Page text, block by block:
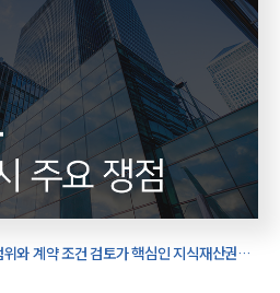
와 계약 조건 검토가 핵심인 지식재산권